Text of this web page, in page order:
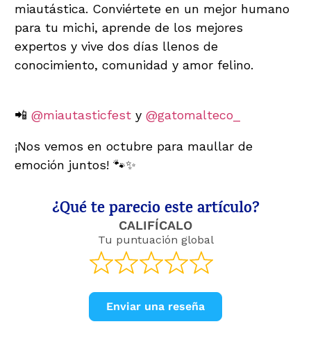
miautástica. Conviértete en un mejor humano
para tu michi, aprende de los mejores
expertos y vive dos días llenos de
conocimiento, comunidad y amor felino.
📲 @miautasticfest y @gatomalteco_
¡Nos vemos en octubre para maullar de
emoción juntos! 🐾✨
¿Qué te parecio este artículo?
CALIFÍCALO
Tu puntuación global
Enviar una reseña